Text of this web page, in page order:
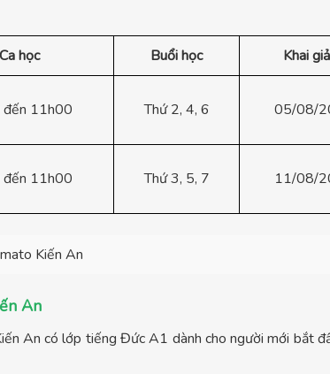
Ca học Buổi học Khai
11h00 Thứ 2, 4, 6 05/08/
11h00 Thứ 3, 5, 7 11/08/
Kiến An
An
An có lớp tiếng Đức A1 dành cho người mới bắt